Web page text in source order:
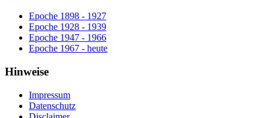
Epoche 1898 - 1927
Epoche 1928 - 1939
Epoche 1947 - 1966
Epoche 1967 - heute
Hinweise
Impressum
Datenschutz